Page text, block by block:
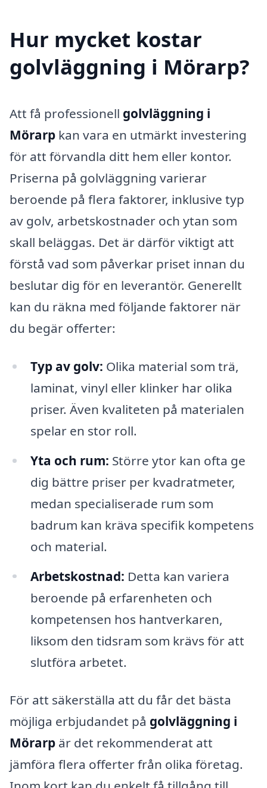
Hur mycket kostar
golvläggning i Mörarp?
Att få professionell golvläggning i
Mörarp kan vara en utmärkt investering
för att förvandla ditt hem eller kontor.
Priserna på golvläggning varierar
beroende på flera faktorer, inklusive typ
av golv, arbetskostnader och ytan som
skall beläggas. Det är därför viktigt att
förstå vad som påverkar priset innan du
beslutar dig för en leverantör. Generellt
kan du räkna med följande faktorer när
du begär offerter:
Typ av golv: Olika material som trä,
laminat, vinyl eller klinker har olika
priser. Även kvaliteten på materialen
spelar en stor roll.
Yta och rum: Större ytor kan ofta ge
dig bättre priser per kvadratmeter,
medan specialiserade rum som
badrum kan kräva specifik kompetens
och material.
Arbetskostnad: Detta kan variera
beroende på erfarenheten och
kompetensen hos hantverkaren,
liksom den tidsram som krävs för att
slutföra arbetet.
För att säkerställa att du får det bästa
möjliga erbjudandet på golvläggning i
Mörarp är det rekommenderat att
jämföra flera offerter från olika företag.